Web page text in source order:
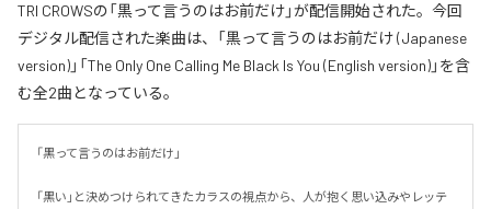
TRI CROWSの「黒って言うのはお前だけ」が配信開始された。今回
デジタル配信された楽曲は、「黒って言うのはお前だけ (Japanese
version)」「The Only One Calling Me Black Is You (English version)」を含
む全2曲となっている。
「黒って言うのはお前だけ」
「黒い」と決めつけられてきたカラスの視点から、人が抱く思い込みやレッテ